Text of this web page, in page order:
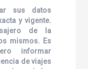
sus datos
y vigente.
de la
mismos. Es
informar
de viajes